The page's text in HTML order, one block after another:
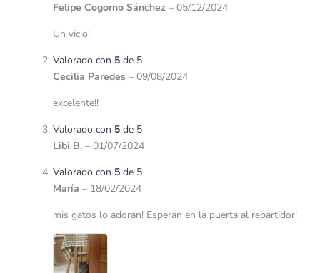
Felipe Cogorno Sánchez – 05/12/2024
Un vicio!
Valorado con 5 de 5
Cecilia Paredes – 09/08/2024
excelente!!
Valorado con 5 de 5
Libi B. – 01/07/2024
Valorado con 5 de 5
María – 18/02/2024
mis gatos lo adoran! Esperan en la puerta al repartidor!